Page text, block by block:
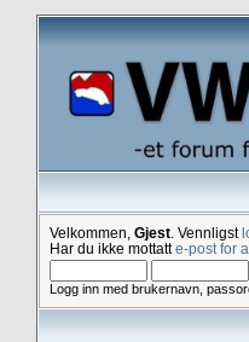
Velkommen, Gjest . Vennligst
Har du ikke mottatte-post for
Logg inn med brukernavn,